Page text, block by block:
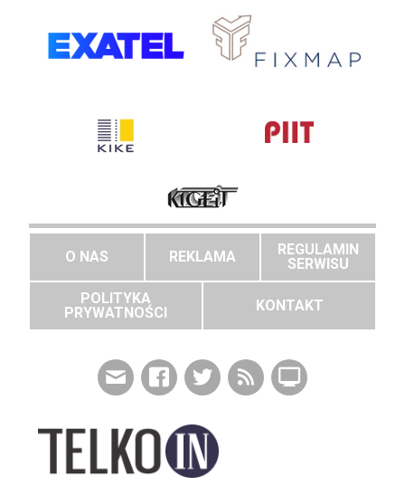
O NAS REKLAMA
REGULAMIN
SERWISU
POLITYKA
PRYWATNOŚCI
KONTAKT